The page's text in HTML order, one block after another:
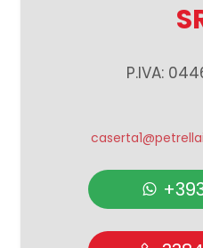
P.IVA:
multiscelta